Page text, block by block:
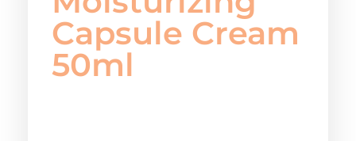
Capsule Cream
50ml